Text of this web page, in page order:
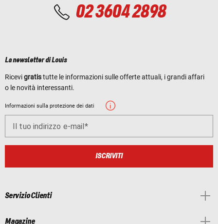
02 3604 2898
La newsletter di Louis
Ricevigratistutte le informazioni sulle offerte attuali, i grandi affari
o le novità interessanti.
Informazioni sulla protezione dei dati
Il tuo indirizzo e-mail
ISCRIVITI
Servizio Clienti
Magazine